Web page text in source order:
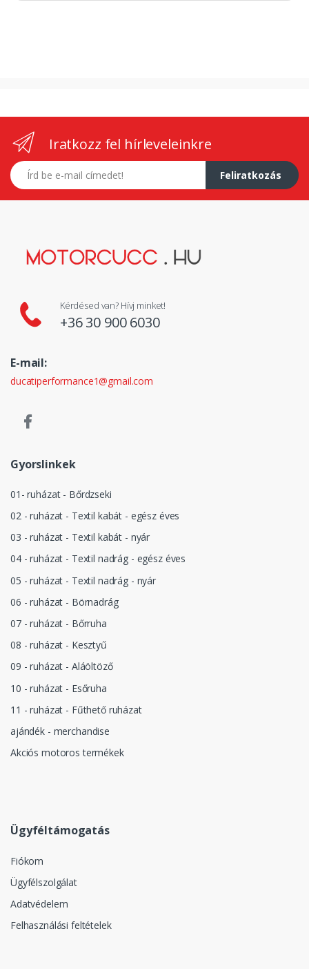
Iratkozz fel hírleveleinkre
E-mail címed
Feliratkozás
Kérdésed van? Hívj minket!
+36 30 900 6030
E-mail:
ducatiperformance1@gmail.com
Gyorslinkek
01- ruházat - Bőrdzseki
02 - ruházat - Textil kabát - egész éves
03 - ruházat - Textil kabát - nyár
04 - ruházat - Textil nadrág - egész éves
05 - ruházat - Textil nadrág - nyár
06 - ruházat - Börnadrág
07 - ruházat - Bőrruha
08 - ruházat - Kesztyű
09 - ruházat - Aláöltöző
10 - ruházat - Esőruha
11 - ruházat - Fűthető ruházat
ajándék - merchandise
Akciós motoros termékek
Ügyféltámogatás
Fiókom
Ügyfélszolgálat
Adatvédelem
Felhasználási feltételek